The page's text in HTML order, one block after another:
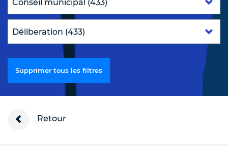
Supprimer tous les filtres
Retour